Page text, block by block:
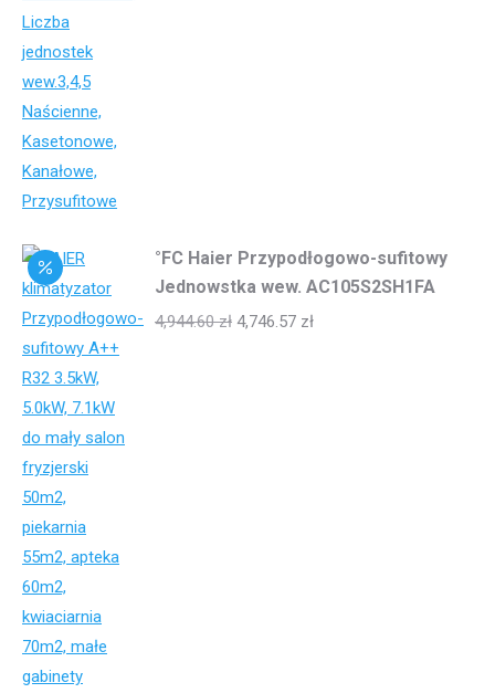
°FC Haier Przypodłogowo-sufitowy
Jednowstka wew. AC105S2SH1FA
4,944.60zł 4,746.57 zł